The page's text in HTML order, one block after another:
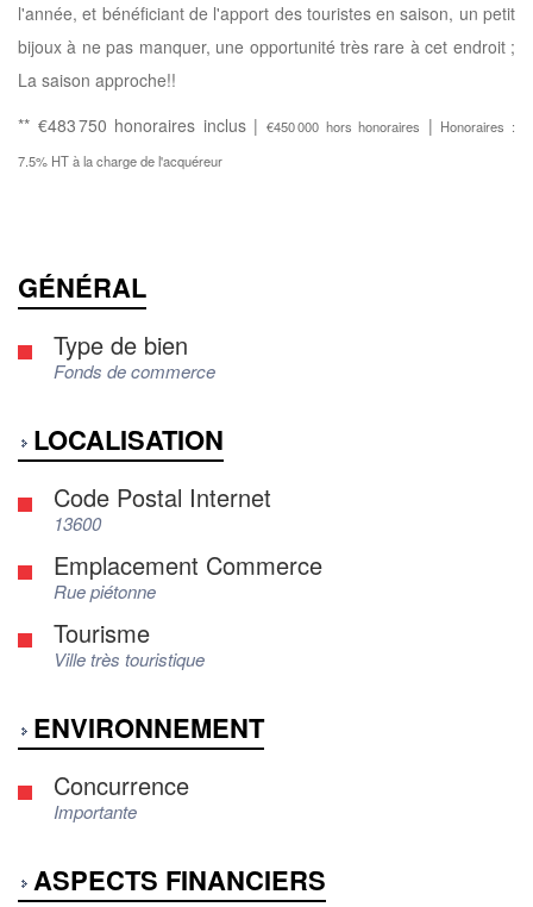
l'année, et bénéficiant de l'apport des touristes en saison, un petit
bijoux à ne pas manquer, une opportunité très rare à cet endroit ;
La saison approche!!
** €483 750 honoraires inclus |€450 000 hors honoraires | Honoraires :
7.5% HT à la charge de l'acquéreur
GÉNÉRAL
Type de bien
Fonds de commerce
LOCALISATION
Code Postal Internet
13600
Emplacement Commerce
Rue piétonne
Tourisme
Ville très touristique
ENVIRONNEMENT
Concurrence
Importante
ASPECTS FINANCIERS